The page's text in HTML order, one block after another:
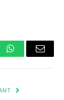
WhatsApp
E-